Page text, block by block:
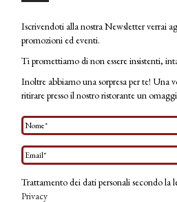
Iscrivendoti alla nostra Newsletter verrai
promozioni ed eventi.
Ti promettiamo di non essere insistenti,
Inoltre abbiamo una sorpresa per te! Una
ritirare presso il nostro ristorante un
Trattamento dei dati personali secondo la
Privacy